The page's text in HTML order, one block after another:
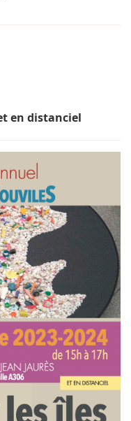
en distanciel